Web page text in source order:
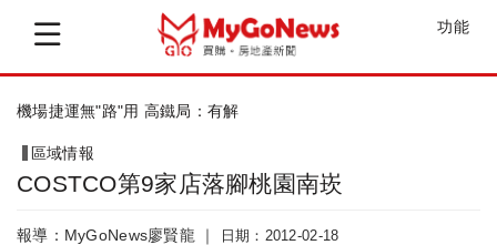
功能
新竹國民運動中心OT案，2014年完工
區域情報
COSTCO第9家店落腳桃園南崁
報導：MyGoNews廖賢龍 ｜ 日期：2012-02-18